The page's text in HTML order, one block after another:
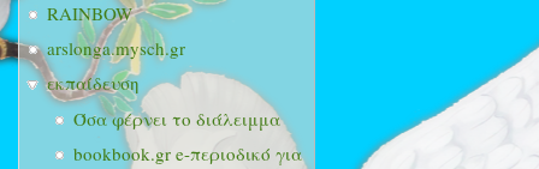
RAINBOW
arslonga.mysch.gr
εκπαίδευση
Όσα φέρνει το διάλειμμα
bookbook.gr e-περιοδικό για